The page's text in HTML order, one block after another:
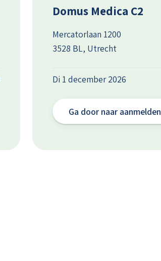
Domus Medica C2
Mercatorlaan 1200
3528 BL, Utrecht
Di 1 december 2026
Ga door naar aanmelden